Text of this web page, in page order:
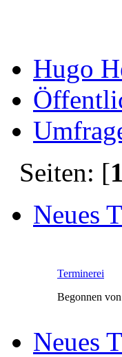
Hugo
Seiten: [1
Neues
Terminerei
Begonnen von
Neues